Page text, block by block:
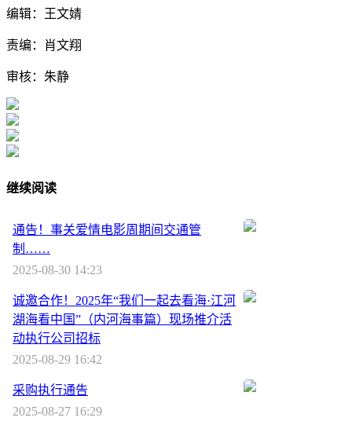
编辑：王文婧
责编：肖文翔
审核：朱静
继续阅读
通告！事关爱情电影周期间交通管
制……
2025-08-30 14:23
诚邀合作！2025年“我们一起去看海·江河
湖海看中国”（内河海事篇）现场推介活
动执行公司招标
2025-08-29 16:42
采购执行通告
2025-08-27 16:29